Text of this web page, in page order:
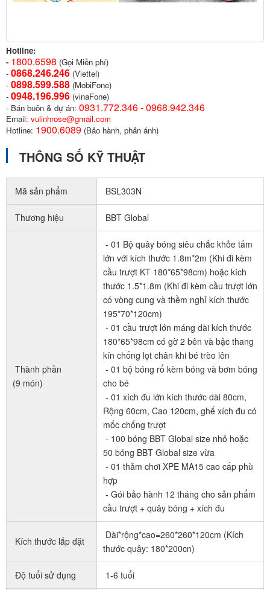
Hotline:
- 1800.6598 (Gọi Miễn phí)
- 0868.246.246 (Viettel)
- 0898.599.588 (MobiFone)
- 0948.196.996 (vinaFone)
- Bán buôn & dự án: 0931.772.346 - 0968.942.346
Email: vulinhrose@gmail.com
Hotline: 1900.6089 (Bảo hành, phản ánh)
THÔNG SỐ KỸ THUẬT
Mã sản phẩm BSL303N
Thương hiệu BBT Global
Thành phần
(9 món)
- 01 Bộ quây bóng siêu chắc khỏe tấm
lớn với kích thước 1.8m*2m (Khi đi kèm
cầu trượt KT 180*65*98cm) hoặc kích
thước 1.5*1.8m (Khi đi kèm cầu trượt lớn
có vòng cung và thềm nghỉ kích thước
195*70*120cm)
- 01 cầu trượt lớn máng dài kích thước
180*65*98cm có gờ 2 bên và bậc thang
kín chống lọt chân khi bé trèo lên
- 01 bộ bóng rổ kèm bóng và bơm bóng
cho bé
- 01 xích đu lớn kích thước dài 80cm,
Rộng 60cm, Cao 120cm, ghế xích đu có
mốc chống trượt
- 100 bóng BBT Global size nhỏ hoặc
50 bóng BBT Global size vừa
- 01 thảm chơi XPE MA15 cao cấp phù
hợp
- Gói bảo hành 12 tháng cho sản phẩm
cầu trượt + quây bóng + xích đu
Kích thước lắp đặt
Dài*rộng*cao=260*260*120cm (Kích
thước quây: 180*200cn)
Độ tuổi sử dụng 1-6 tuổi